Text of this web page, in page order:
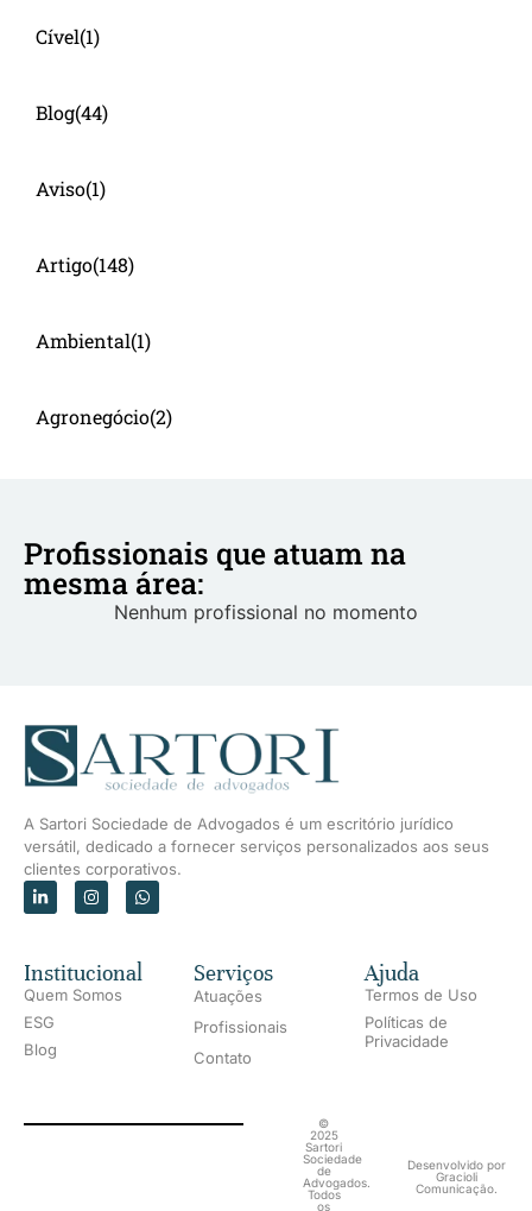
Cível(1)
Blog(44)
Aviso(1)
Artigo(148)
Ambiental(1)
Agronegócio(2)
Profissionais que atuam na
mesma área:
Nenhum profissional no momento
A Sartori Sociedade de Advogados é um escritório jurídico
versátil, dedicado a fornecer serviços personalizados aos seus
clientes corporativos.
Institucional
Quem Somos
ESG
Blog
Serviços
Atuações
Profissionais
Contato
Ajuda
Termos de Uso
Políticas de
Privacidade
©
2025
Sartori
Sociedade
de
Advogados.
Todos
os
Desenvolvido por
Gracioli
Comunicação.